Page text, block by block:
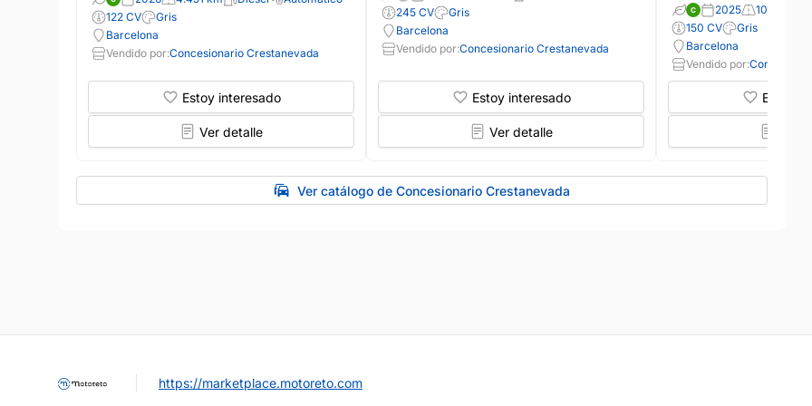
122 CV
Gris
Barcelona
Vendido por:Concesionario Crestanevada
Estoy interesado
Ver detalle
245 CV
Gris
Barcelona
Vendido por:Concesionario Crestanevada
Estoy interesado
Ver detalle
2025 10.098 km
150 CV
Gris
Barcelona
Vendido por:
Estoy
Ver catálogo de Concesionario Crestanevada
https://marketplace.motoreto.com